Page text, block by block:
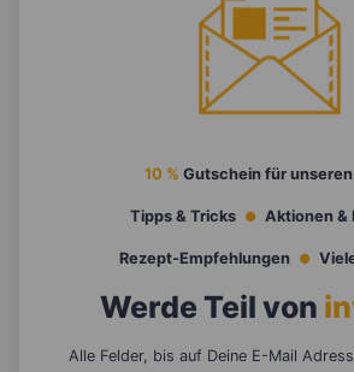
10 % Gutschein für unseren
Tipps & Tricks Aktionen &
Rezept-Empfehlungen
Werde Teil von
Alle Felder, bis auf Deine E-Mail